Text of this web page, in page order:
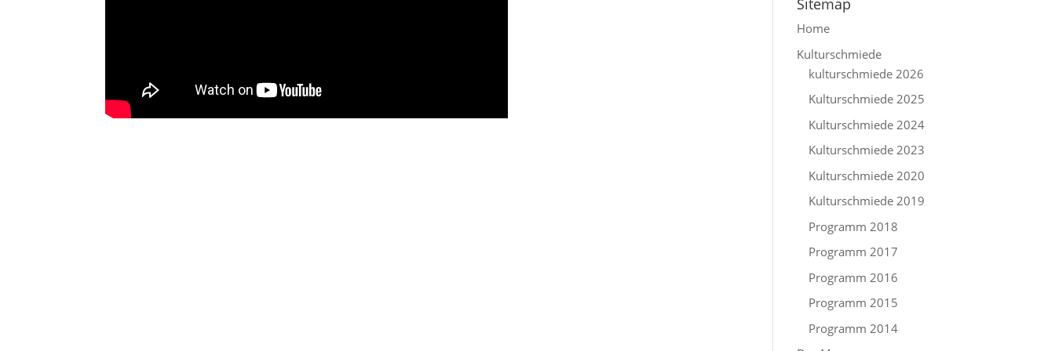
Sitemap
Home
Kulturschmiede
kulturschmiede 2026
Kulturschmiede 2025
Kulturschmiede 2024
Kulturschmiede 2023
Kulturschmiede 2020
Kulturschmiede 2019
Programm 2018
Programm 2017
Programm 2016
Programm 2015
Programm 2014